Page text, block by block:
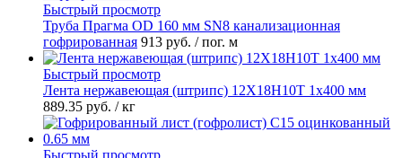
Быстрый просмотр
Труба Прагма OD 160 мм SN8 канализационная
гофрированная 913 руб. / пог. м
Быстрый просмотр
Лента нержавеющая (штрипс) 12Х18Н10Т 1х400 мм
889.35 руб. / кг
Быстрый просмотр